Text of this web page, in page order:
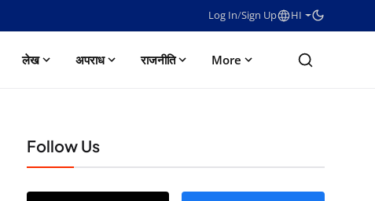
Log In/Sign Up HI
लेख अपराध राजनीति More
Follow Us